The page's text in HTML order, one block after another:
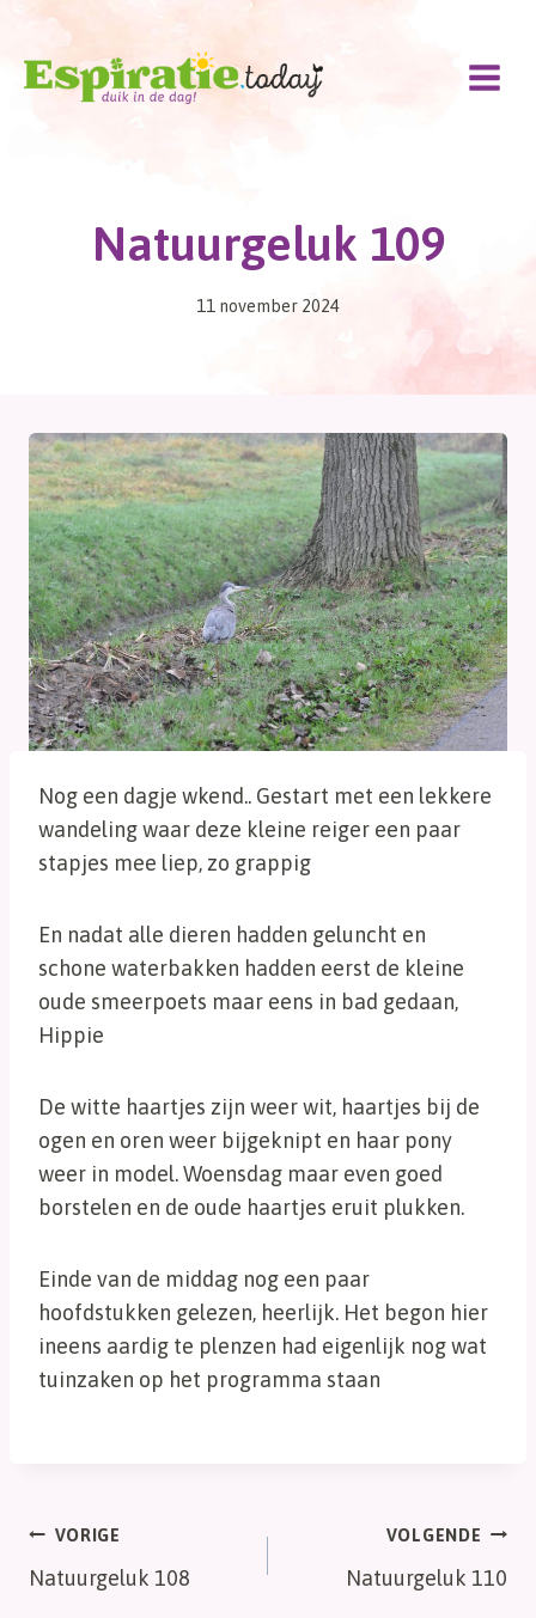
Doorgaan
inhoud
Natuurgeluk 109
11 november 2024
Nog een dagje wkend.. Gestart met een lekkere
wandeling waar deze kleine reiger een paar
stapjes mee liep, zo grappig
En nadat alle dieren hadden geluncht en
schone waterbakken hadden eerst de kleine
oude smeerpoets maar eens in bad gedaan,
Hippie
De witte haartjes zijn weer wit, haartjes bij de
ogen en oren weer bijgeknipt en haar pony
weer in model. Woensdag maar even goed
borstelen en de oude haartjes eruit plukken.
Einde van de middag nog een paar
hoofdstukken gelezen, heerlijk. Het begon hier
ineens aardig te plenzen had eigenlijk nog wat
tuinzaken op het programma staan
Bericht
navigatie
VORIGE
Natuurgeluk 108
VOLGENDE
Natuurgeluk 110